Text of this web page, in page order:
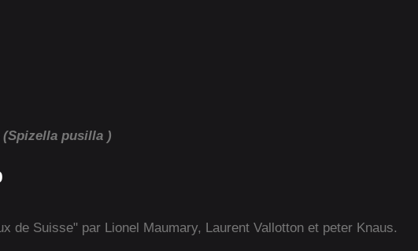
(Spizella pusilla )
de Suisse" par Lionel Maumary, Laurent Vallotton et peter Knaus.